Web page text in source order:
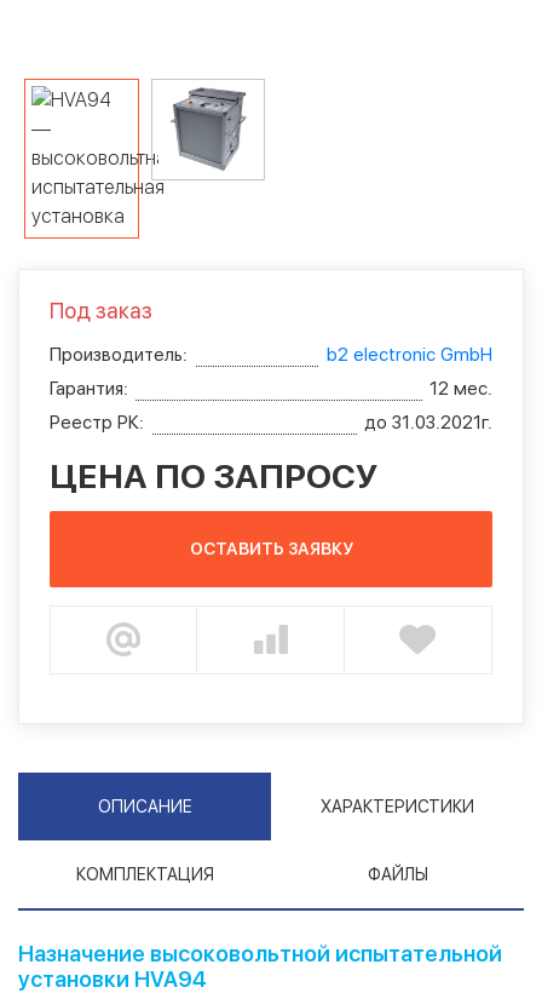
Под заказ
Производитель:
b2 electronic GmbH
Гарантия:
12 мес.
Реестр РК:
до 31.03.2021г.
ЦЕНА ПО ЗАПРОСУ
ОСТАВИТЬ ЗАЯВКУ
ОПИСАНИЕ ХАРАКТЕРИСТИКИ
КОМПЛЕКТАЦИЯ ФАЙЛЫ
Назначение высоковольтной испытательной
установки HVA94